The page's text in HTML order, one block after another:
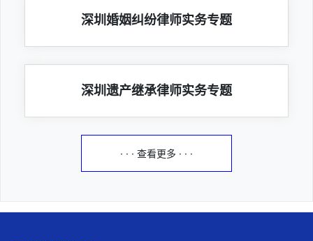
深圳婚姻纠纷律师实务专题
深圳遗产继承律师实务专题
· · · 查看更多 · · ·